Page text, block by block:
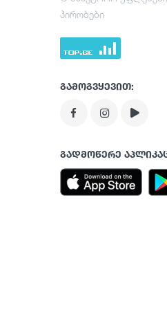
პირობები
გამოგვყევით:
გადმოწერე